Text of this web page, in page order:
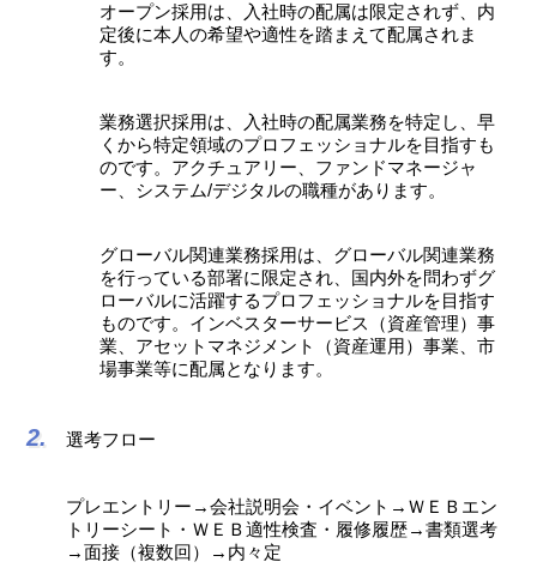
オープン採用は、入社時の配属は限定されず、内
定後に本人の希望や適性を踏まえて配属されま
す。
業務選択採用は、入社時の配属業務を特定し、早
くから特定領域のプロフェッショナルを目指すも
のです。アクチュアリー、ファンドマネージャ
ー、システム/デジタルの職種があります。
グローバル関連業務採用は、グローバル関連業務
を行っている部署に限定され、国内外を問わずグ
ローバルに活躍するプロフェッショナルを目指す
ものです。インベスターサービス（資産管理）事
業、アセットマネジメント（資産運用）事業、市
場事業等に配属となります。
選考フロー
プレエントリー→会社説明会・イベント→ＷＥＢエン
トリーシート・ＷＥＢ適性検査・履修履歴→書類選考
→面接（複数回）→内々定